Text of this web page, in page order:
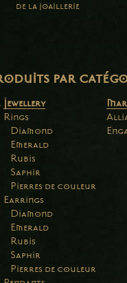
de la joaillerie
par
Jewellery
Rings
Diamond
Emerald
Rubis
Saphir
Pierres de couleur
Earrings
Diamond
Emerald
Rubis
Saphir
Pierres de couleur